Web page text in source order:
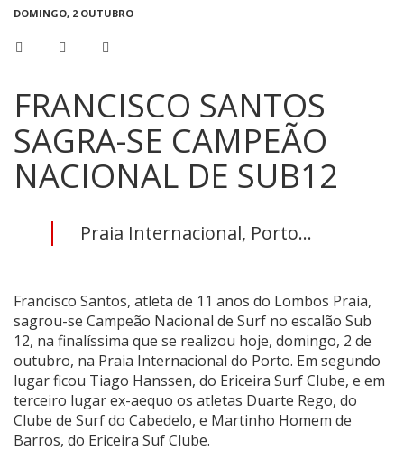
DOMINGO, 2 OUTUBRO
FRANCISCO SANTOS
SAGRA-SE CAMPEÃO
NACIONAL DE SUB12
Praia Internacional, Porto...
Francisco Santos, atleta de 11 anos do Lombos Praia,
sagrou-se Campeão Nacional de Surf no escalão Sub
12, na finalíssima que se realizou hoje, domingo, 2 de
outubro, na Praia Internacional do Porto. Em segundo
lugar ficou Tiago Hanssen, do Ericeira Surf Clube, e em
terceiro lugar ex-aequo os atletas Duarte Rego, do
Clube de Surf do Cabedelo, e Martinho Homem de
Barros, do Ericeira Suf Clube.